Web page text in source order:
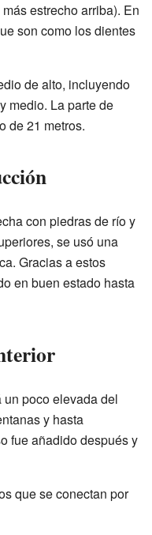
estrecho arriba). En
son como los dientes
de alto, incluyendo
medio. La parte de
de 21 metros.
con piedras de río y
se usó una
Gracias a estos
en buen estado hasta
poco elevada del
y hasta
fue añadido después y
que se conectan por